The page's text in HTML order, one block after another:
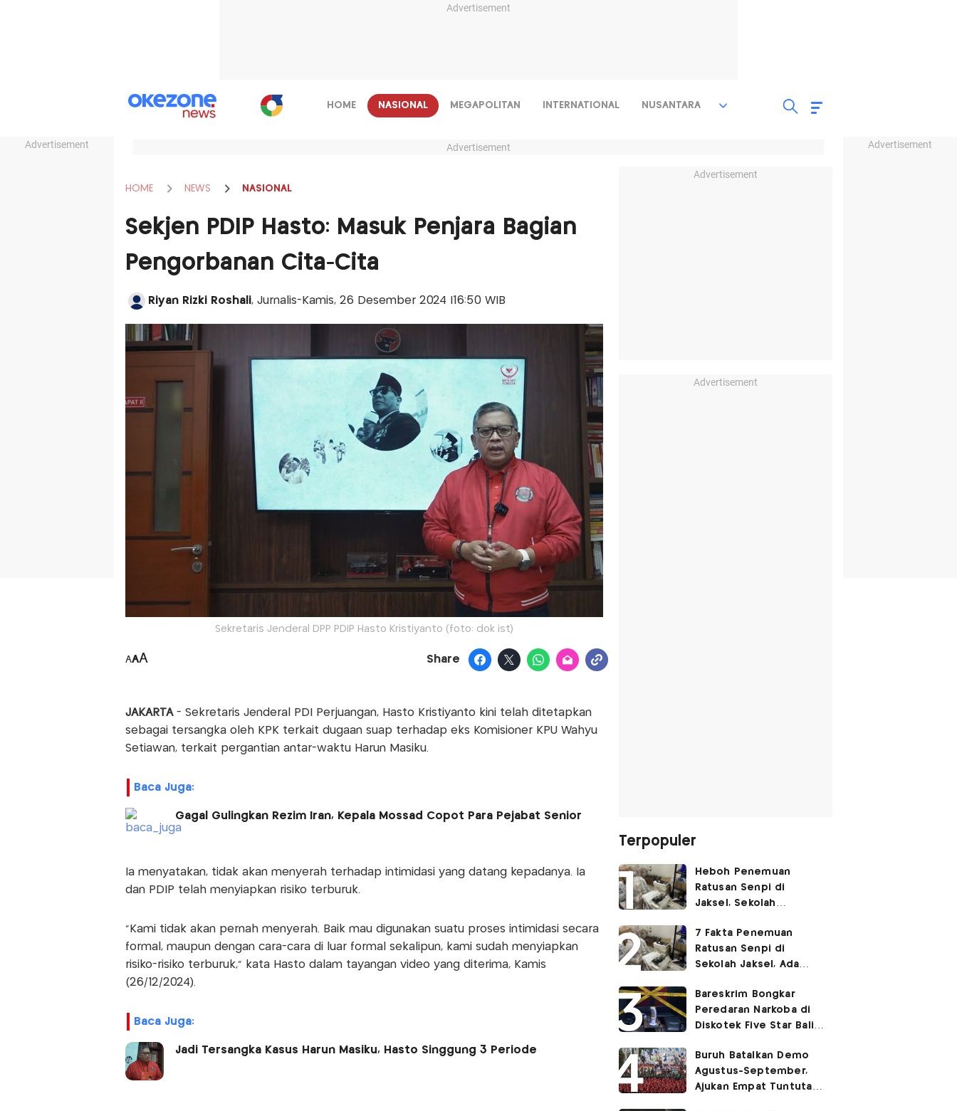
Advertisement
Advertisement Advertisement
HOME NASIONAL MEGAPOLITAN INTERNATIONAL NUSANTARA
Advertisement
HOME NEWS NASIONAL
Sekjen PDIP Hasto: Masuk Penjara Bagian
Pengorbanan Cita-Cita
Riyan Rizki Roshali, Jurnalis-Kamis, 26 Desember 2024 |16:50 WIB
Sekretaris Jenderal DPP PDIP Hasto Kristiyanto (foto: dok ist)
AAA Share
JAKARTA- Sekretaris Jenderal PDI Perjuangan, Hasto Kristiyanto kini telah ditetapkan
sebagai tersangka oleh KPK terkait dugaan suap terhadap eks Komisioner KPU Wahyu
Setiawan, terkait pergantian antar-waktu Harun Masiku.
Baca Juga:
Gagal Gulingkan Rezim Iran, Kepala Mossad Copot Para Pejabat Senior
Ia menyatakan, tidak akan menyerah terhadap intimidasi yang datang kepadanya. Ia
dan PDIP telah menyiapkan risiko terburuk.
“Kami tidak akan pernah menyerah. Baik mau digunakan suatu proses intimidasi secara
formal, maupun dengan cara-cara di luar formal sekalipun, kami sudah menyiapkan
risiko-risiko terburuk,” kata Hasto dalam tayangan video yang diterima, Kamis
(26/12/2024).
Baca Juga:
Jadi Tersangka Kasus Harun Masiku, Hasto Singgung 3 Periode
Advertisement
Advertisement
Terpopuler
Heboh Penemuan
Ratusan Senpi di
Jaksel, Sekolah
Kegiatan Eskul
Menembak
7 Fakta Penemuan
Ratusan Senpi di
Sekolah Jaksel, Ada
Ruang Bunker
Bareskrim Bongkar
Peredaran Narkoba di
Diskotek Five Star Bali,
Buruh Batalkan Demo
Agustus-September,
Ajukan Empat Tuntutan